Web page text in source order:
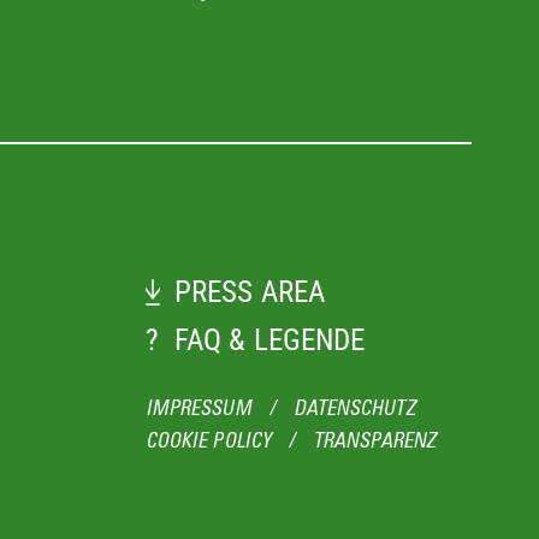
PRESS AREA
? FAQ & LEGENDE
IMPRESSUM /
DATENSCHUTZ
COOKIE POLICY
/ TRANSPARENZ